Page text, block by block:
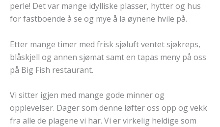
perle! Det var mange idylliske plasser, hytter og hus
for fastboende å se og mye å la øynene hvile på.
Etter mange timer med frisk sjøluft ventet sjøkreps,
blåskjell og annen sjømat samt en tapas meny på oss
på Big Fish restaurant.
Vi sitter igjen med mange gode minner og
opplevelser. Dager som denne løfter oss opp og vekk
fra alle de plagene vi har. Vi er virkelig heldige som